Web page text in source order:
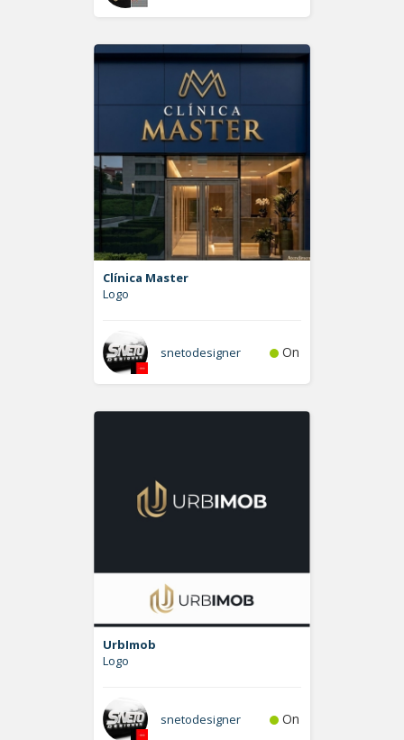
Clínica Master
Logo
snetodesigner On
UrbImob
Logo
snetodesigner On